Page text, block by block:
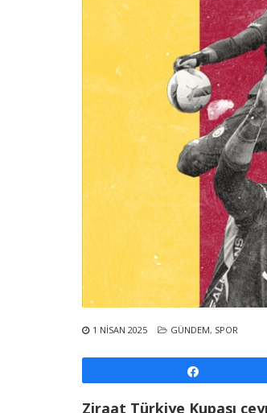
1 NISAN 2025 GÜNDEM, SPOR
Ziraat Türkiye Kupası